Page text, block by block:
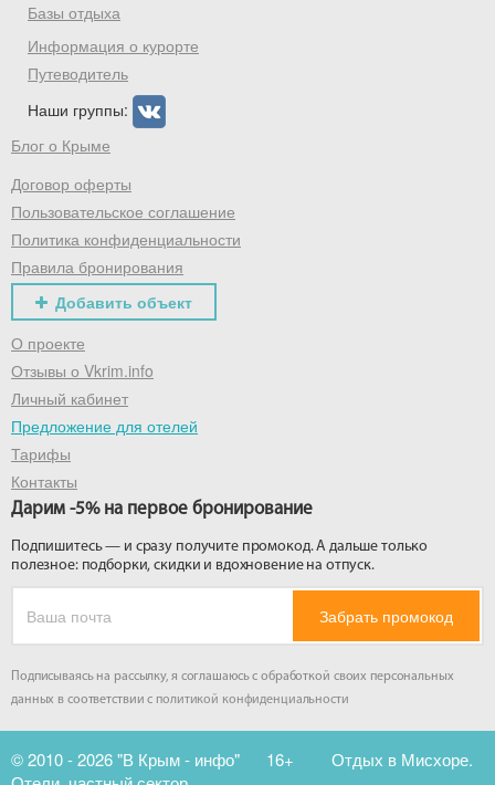
Базы отдыха
Информация о курорте
Путеводитель
Наши группы:
Блог о Крыме
Договор оферты
Пользовательское соглашение
Политика конфиденциальности
Правила бронирования
Добавить объект
О проекте
Отзывы о Vkrim.info
Личный кабинет
Предложение для отелей
Тарифы
Контакты
Дарим -5% на первое бронирование
Подпишитесь — и сразу получите промокод. А дальше только
полезное: подборки, скидки и вдохновение на отпуск.
Забрать промокод
Подписываясь на рассылку, я соглашаюсь с обработкой своих персональных
данных в соответствии с политикой конфиденциальности
© 2010 - 2026 "В Крым - инфо" 16+
Отдых в Мисхоре.